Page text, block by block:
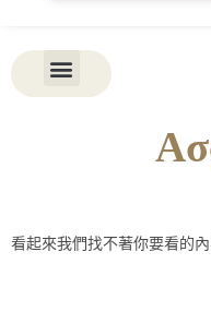
看起來我們找不著你要看的內